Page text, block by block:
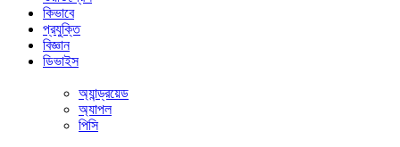
কিভাবে
প্রযুক্তি
বিজ্ঞান
ডিভাইস
অ্যান্ড্রয়েড
অ্যাপল
পিসি